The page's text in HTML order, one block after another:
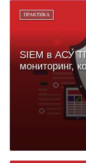
ПРАКТИКА
SIEM в АСУ
мониторинг,